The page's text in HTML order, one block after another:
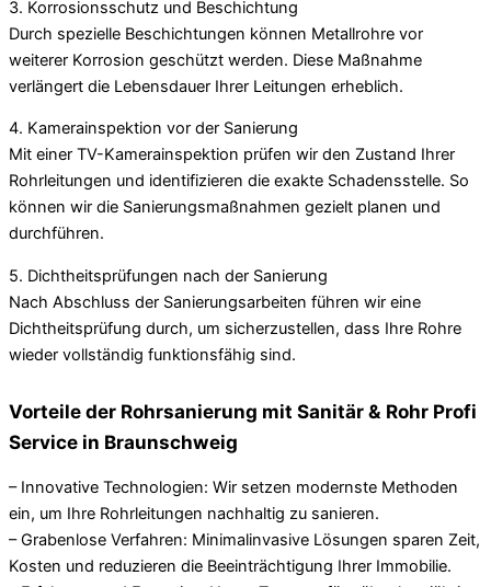
3. Korrosionsschutz und Beschichtung
Durch spezielle Beschichtungen können Metallrohre vor
weiterer Korrosion geschützt werden. Diese Maßnahme
verlängert die Lebensdauer Ihrer Leitungen erheblich.
4. Kamerainspektion vor der Sanierung
Mit einer TV-Kamerainspektion prüfen wir den Zustand Ihrer
Rohrleitungen und identifizieren die exakte Schadensstelle. So
können wir die Sanierungsmaßnahmen gezielt planen und
durchführen.
5. Dichtheitsprüfungen nach der Sanierung
Nach Abschluss der Sanierungsarbeiten führen wir eine
Dichtheitsprüfung durch, um sicherzustellen, dass Ihre Rohre
wieder vollständig funktionsfähig sind.
Vorteile der Rohrsanierung mit Sanitär & Rohr Profi
Service in Braunschweig
– Innovative Technologien: Wir setzen modernste Methoden
ein, um Ihre Rohrleitungen nachhaltig zu sanieren.
– Grabenlose Verfahren: Minimalinvasive Lösungen sparen Zeit,
Kosten und reduzieren die Beeinträchtigung Ihrer Immobilie.